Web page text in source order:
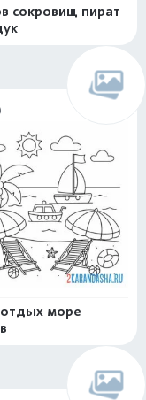
сокровищ пират
море